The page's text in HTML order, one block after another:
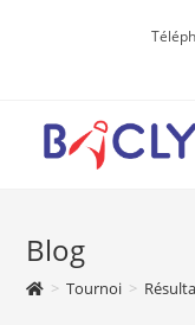
Blog
> Tournoi >